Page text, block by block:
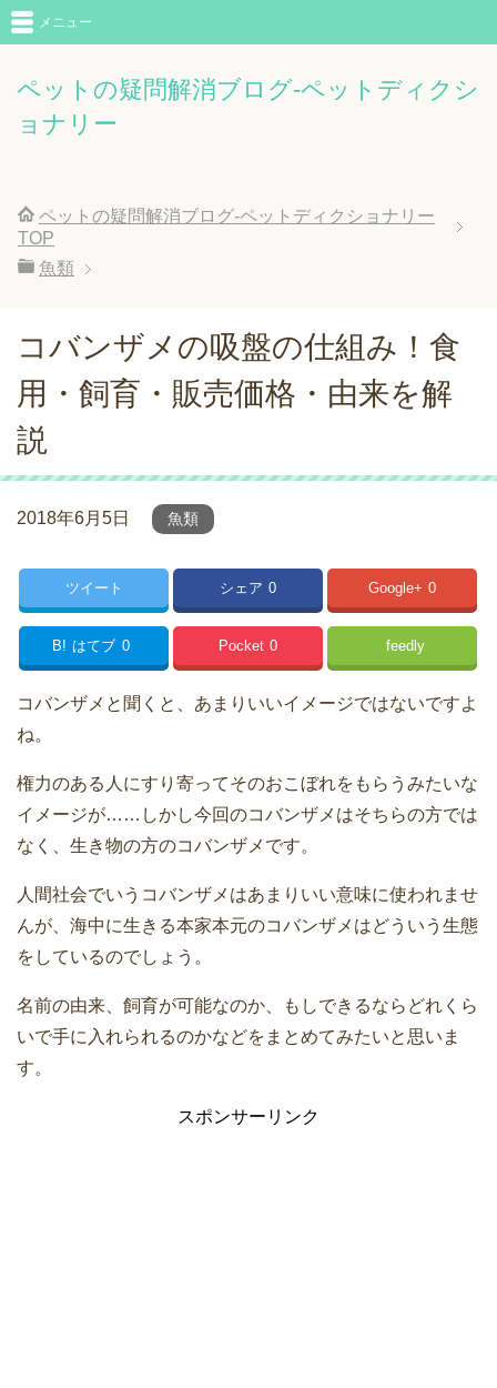
ペットの疑問解消ブログ-ペットディクシ
ョナリー
メニュー
ペットの疑問解消ブログ-ペットディクショナリー
TOP
魚類
コバンザメの吸盤の仕組み！食
用・飼育・販売価格・由来を解
説
2018年6月5日 魚類
ツイート シェア 0 Google+ 0
B! はてブ 0 Pocket 0 feedly
コバンザメと聞くと、あまりいいイメージではないですよ
ね。
権力のある人にすり寄ってそのおこぼれをもらうみたいな
イメージが……しかし今回のコバンザメはそちらの方では
なく、生き物の方のコバンザメです。
人間社会でいうコバンザメはあまりいい意味に使われませ
んが、海中に生きる本家本元のコバンザメはどういう生態
をしているのでしょう。
名前の由来、飼育が可能なのか、もしできるならどれくら
いで手に入れられるのかなどをまとめてみたいと思いま
す。
スポンサーリンク